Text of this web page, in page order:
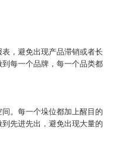
，避免出现产品滞销或者长
每一个品牌，每一个品类都
。每一个垛位都加上醒目的
先进先出，避免出现大量的